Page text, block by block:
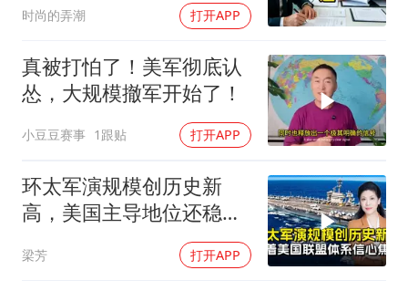
时尚的弄潮 打开APP
真被打怕了！美军彻底认
怂，大规模撤军开始了！
小豆豆赛事 1跟贴 打开APP
环太军演规模创历史新
高，美国主导地位还稳得
梁芳 打开APP